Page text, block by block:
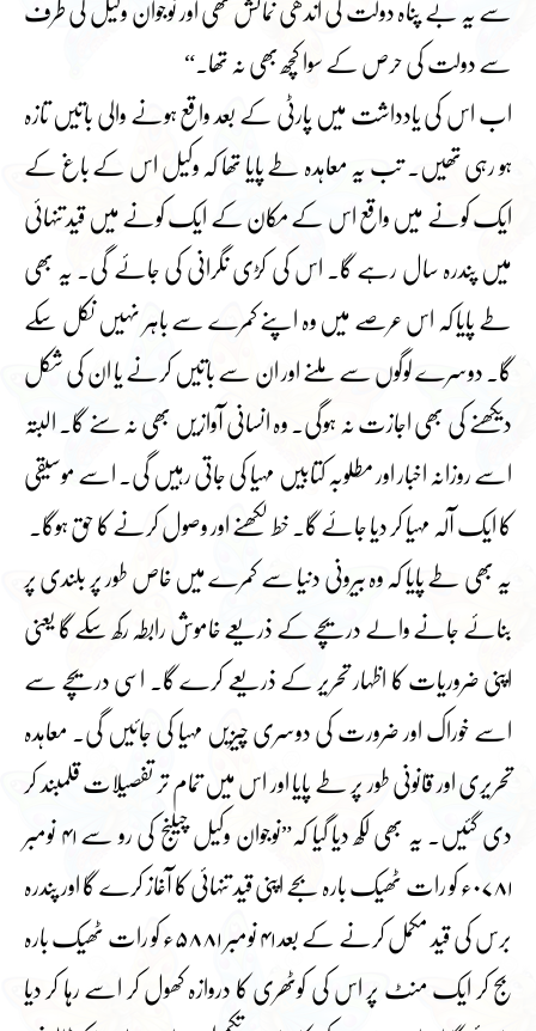
سے یہ بے پناہ دولت کی اندھی نمائش تھی اور نوجوان وکیل کی طرف
سے دولت کی حرص کے سوا کچھ بھی نہ تھا۔“
اب اس کی یادداشت میں پارٹی کے بعد واقع ہونے والی باتیں تازہ
ہو رہی تھیں۔ تب یہ معاہدہ طے پایا تھا کہ وکیل اس کے باغ کے
ایک کونے میں واقع اس کے مکان کے ایک کونے میں قید تنہائی
میں پندرہ سال رہے گا۔ اس کی کڑی نگرانی کی جائے گی۔ یہ بھی
طے پایا کہ اس عرصے میں وہ اپنے کمرے سے باہر نہیں نکل سکے
گا۔ دوسرے لوگوں سے ملنے اور ان سے باتیں کرنے یا ان کی شکل
دیکھنے کی بھی اجازت نہ ہوگی۔ وہ انسانی آوازیں بھی نہ سنے گا۔ البتہ
اسے روزانہ اخبار اور مطلوبہ کتابیں مہیا کی جاتی رہیں گی۔ اسے موسیقی
کا ایک آلہ مہیا کر دیا جائے گا۔ خط لکھنے اور وصول کرنے کا حق ہوگا۔
یہ بھی طے پایا کہ وہ بیرونی دنیا سے کمرے میں خاص طور پر بلندی پر
بنائے جانے والے دریچے کے ذریعے خاموش رابطہ رکھ سکے گا یعنی
اپنی ضروریات کا اظہار تحریر کے ذریعے کرے گا۔ اسی دریچے سے
اسے خوراک اور ضرورت کی دوسری چیزیں مہیا کی جائیں گی۔ معاہدہ
تحریری اور قانونی طور پر طے پایا اور اس میں تمام تر تفصیلات قلمبند کر
دی گئیں۔ یہ بھی لکھ دیا گیا کہ”نوجوان وکیل چیلنج کی رو سے ۴۱ نومبر
۰۷۸۱ء کو رات ٹھیک بارہ بجے اپنی قید تنہائی کا آغاز کرے گا اور پندرہ
برس کی قید مکمل کرنے کے بعد ۴۱ نومبر ۵۸۸۱ء کو رات ٹھیک بارہ
بج کر ایک منٹ پر اس کی کوٹھری کا دروازہ کھول کر اسے رہا کر دیا